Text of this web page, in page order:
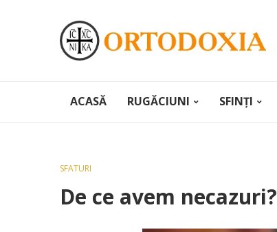
ACASĂ RUGĂCIUNI SFINȚI
SFATURI
De ce avem necazuri?